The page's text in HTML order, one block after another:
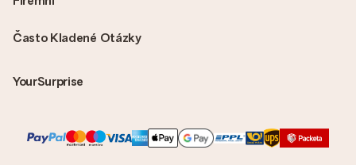
Často Kladené Otázky
YourSurprise